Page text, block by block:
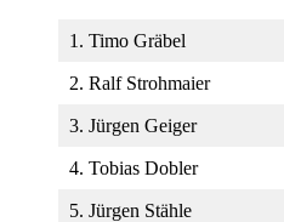
1. Timo Gräbel
2. Ralf Strohmaier
3. Jürgen Geiger
4. Tobias Dobler
5. Jürgen Stähle